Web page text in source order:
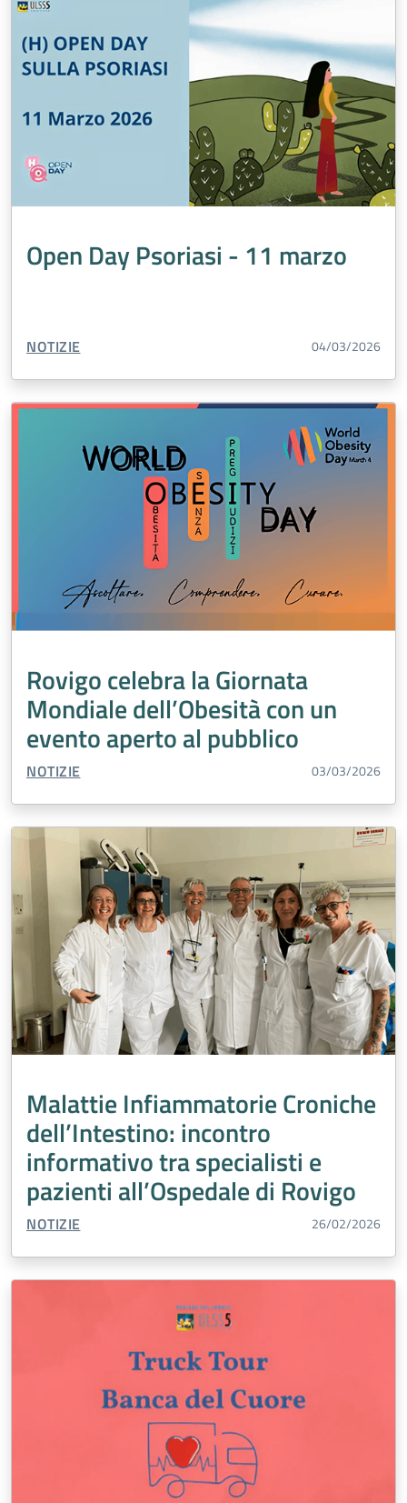
Open Day Psoriasi - 11 marzo
TIPO CONTENUTO:
NOTIZIE 04/03/2026
Rovigo celebra la Giornata
Mondiale dell’Obesità con un
evento aperto al pubblico
TIPO CONTENUTO:
NOTIZIE 03/03/2026
Malattie Infiammatorie Croniche
dell’Intestino: incontro
informativo tra specialisti e
pazienti all’Ospedale di Rovigo
TIPO CONTENUTO:
NOTIZIE 26/02/2026